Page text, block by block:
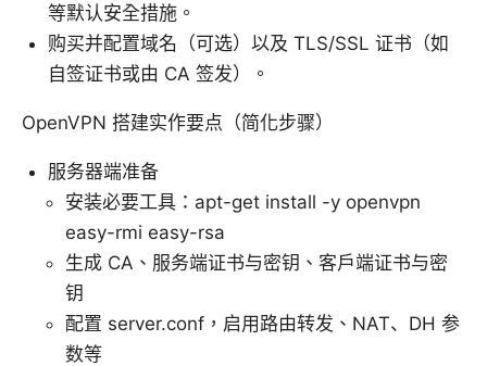
等默认安全措施。
购买并配置域名（可选）以及 TLS/SSL 证书（如
自签证书或由 CA 签发）。
OpenVPN 搭建实作要点（简化步骤）
服务器端准备
安装必要工具：apt-get install -y openvpn
easy-rmi easy-rsa
生成 CA、服务端证书与密钥、客户端证书与密
钥
配置 server.conf，启用路由转发、NAT、DH 参
数等